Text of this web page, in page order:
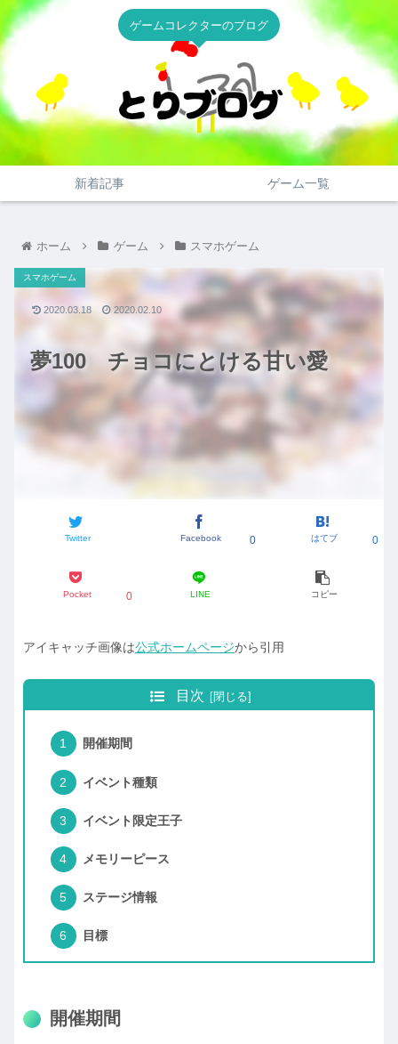
ゲームコレクターのブログ
新着記事 ゲーム一覧
ホーム ゲーム スマホゲーム
夢100 チョコにとける甘い愛
スマホゲーム
Twitter Facebook 0 はてブ 0
Pocket 0 LINE コピー
2020.03.18 2020.02.10
アイキャッチ画像は公式ホームページから引用
目次
開催期間
イベント種類
イベント限定王子
メモリーピース
ステージ情報
目標
開催期間